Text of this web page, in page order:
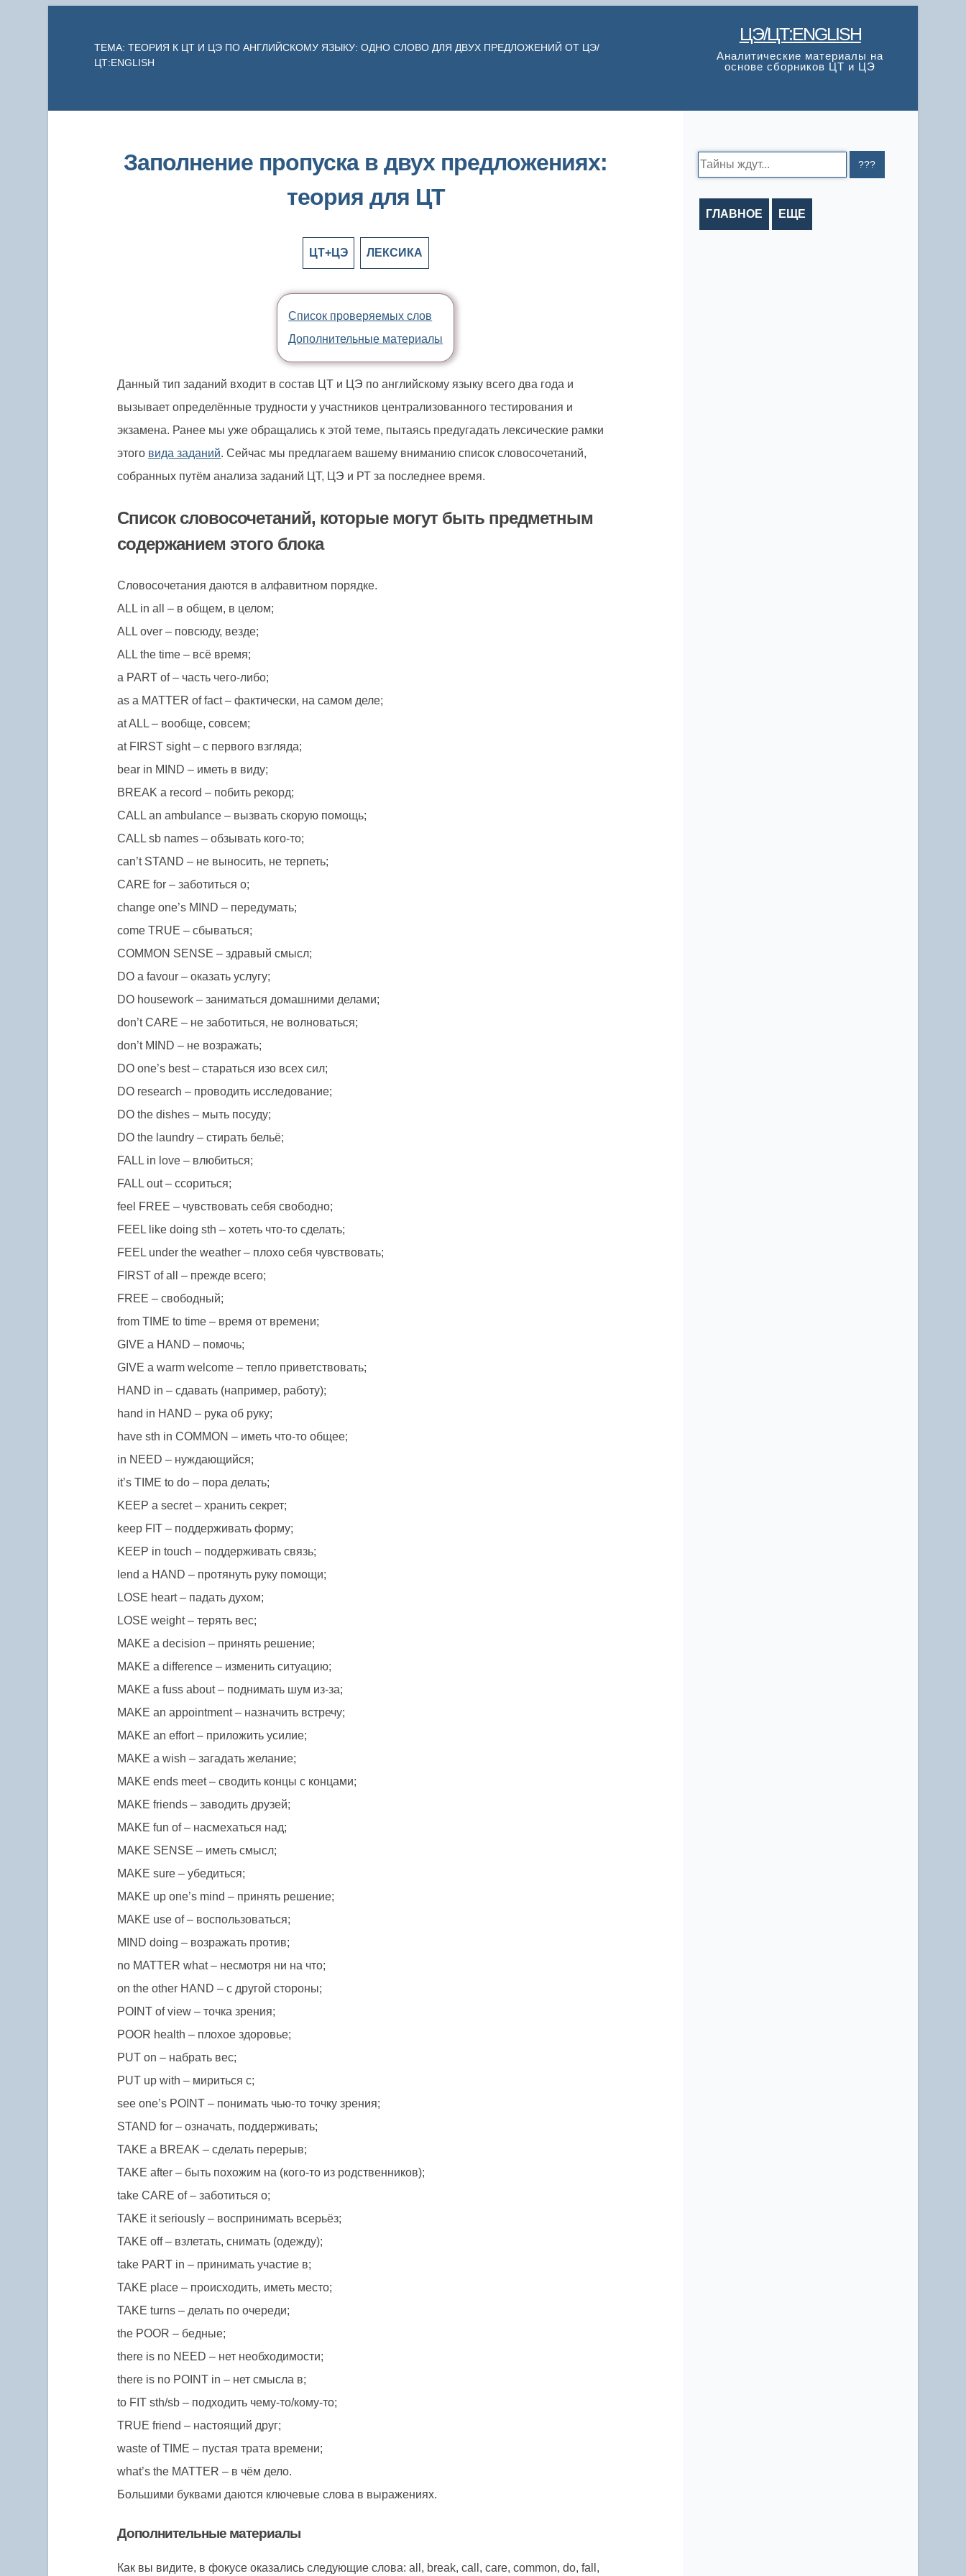
ЦЭ/ЦТ:ENGLISH
Аналитические материалы на
основе сборников ЦТ и ЦЭ
ТЕМА: ТЕОРИЯ К ЦТ И ЦЭ ПО АНГЛИЙСКОМУ ЯЗЫКУ: ОДНО СЛОВО ДЛЯ ДВУХ ПРЕДЛОЖЕНИЙ ОТ ЦЭ/
ЦТ:ENGLISH
Заполнение пропуска в двух предложениях:
теория для ЦТ
ЦТ+ЦЭ ЛЕКСИКА
Список проверяемых слов
Дополнительные материалы
Данный тип заданий входит в состав ЦТ и ЦЭ по английскому языку всего два года и
вызывает определённые трудности у участников централизованного тестирования и
экзамена. Ранее мы уже обращались к этой теме, пытаясь предугадать лексические рамки
этого вида заданий. Сейчас мы предлагаем вашему вниманию список словосочетаний,
собранных путём анализа заданий ЦТ, ЦЭ и РТ за последнее время.
Список словосочетаний, которые могут быть предметным
содержанием этого блока
Словосочетания даются в алфавитном порядке.
ALL in all – в общем, в целом;
ALL over – повсюду, везде;
ALL the time – всё время;
a PART of – часть чего-либо;
as a MATTER of fact – фактически, на самом деле;
at ALL – вообще, совсем;
at FIRST sight – с первого взгляда;
bear in MIND – иметь в виду;
BREAK a record – побить рекорд;
CALL an ambulance – вызвать скорую помощь;
CALL sb names – обзывать кого-то;
can’t STAND – не выносить, не терпеть;
CARE for – заботиться о;
change one’s MIND – передумать;
come TRUE – сбываться;
COMMON SENSE – здравый смысл;
DO a favour – оказать услугу;
DO housework – заниматься домашними делами;
don’t CARE – не заботиться, не волноваться;
don’t MIND – не возражать;
DO one’s best – стараться изо всех сил;
DO research – проводить исследование;
DO the dishes – мыть посуду;
DO the laundry – стирать бельё;
FALL in love – влюбиться;
FALL out – ссориться;
feel FREE – чувствовать себя свободно;
FEEL like doing sth – хотеть что-то сделать;
FEEL under the weather – плохо себя чувствовать;
FIRST of all – прежде всего;
FREE – свободный;
from TIME to time – время от времени;
GIVE a HAND – помочь;
GIVE a warm welcome – тепло приветствовать;
HAND in – сдавать (например, работу);
hand in HAND – рука об руку;
have sth in COMMON – иметь что-то общее;
in NEED – нуждающийся;
it’s TIME to do – пора делать;
KEEP a secret – хранить секрет;
keep FIT – поддерживать форму;
KEEP in touch – поддерживать связь;
lend a HAND – протянуть руку помощи;
LOSE heart – падать духом;
LOSE weight – терять вес;
MAKE a decision – принять решение;
MAKE a difference – изменить ситуацию;
MAKE a fuss about – поднимать шум из-за;
MAKE an appointment – назначить встречу;
MAKE an effort – приложить усилие;
MAKE a wish – загадать желание;
MAKE ends meet – сводить концы с концами;
MAKE friends – заводить друзей;
MAKE fun of – насмехаться над;
MAKE SENSE – иметь смысл;
MAKE sure – убедиться;
MAKE up one’s mind – принять решение;
MAKE use of – воспользоваться;
MIND doing – возражать против;
no MATTER what – несмотря ни на что;
on the other HAND – с другой стороны;
POINT of view – точка зрения;
POOR health – плохое здоровье;
PUT on – набрать вес;
PUT up with – мириться с;
see one’s POINT – понимать чью-то точку зрения;
STAND for – означать, поддерживать;
TAKE a BREAK – сделать перерыв;
TAKE after – быть похожим на (кого-то из родственников);
take CARE of – заботиться о;
TAKE it seriously – воспринимать всерьёз;
TAKE off – взлетать, снимать (одежду);
take PART in – принимать участие в;
TAKE place – происходить, иметь место;
TAKE turns – делать по очереди;
the POOR – бедные;
there is no NEED – нет необходимости;
there is no POINT in – нет смысла в;
to FIT sth/sb – подходить чему-то/кому-то;
TRUE friend – настоящий друг;
waste of TIME – пустая трата времени;
what’s the MATTER – в чём дело.
Большими буквами даются ключевые слова в выражениях.
Дополнительные материалы
Как вы видите, в фокусе оказались следующие слова: all, break, call, care, common, do, fall,
Search:
ГЛАВНОЕ ЕЩЕ